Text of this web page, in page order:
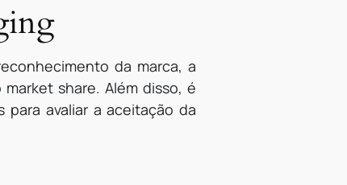
da marca, a
share. Além disso, é
avaliar a aceitação da